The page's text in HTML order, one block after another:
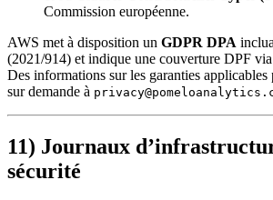
Commission européenne.
AWS met à disposition un GDPR DPA
(2021/914) et indique une couverture DPF
Des informations sur les garanties applicables
sur demande à
11) Journaux
sécurité